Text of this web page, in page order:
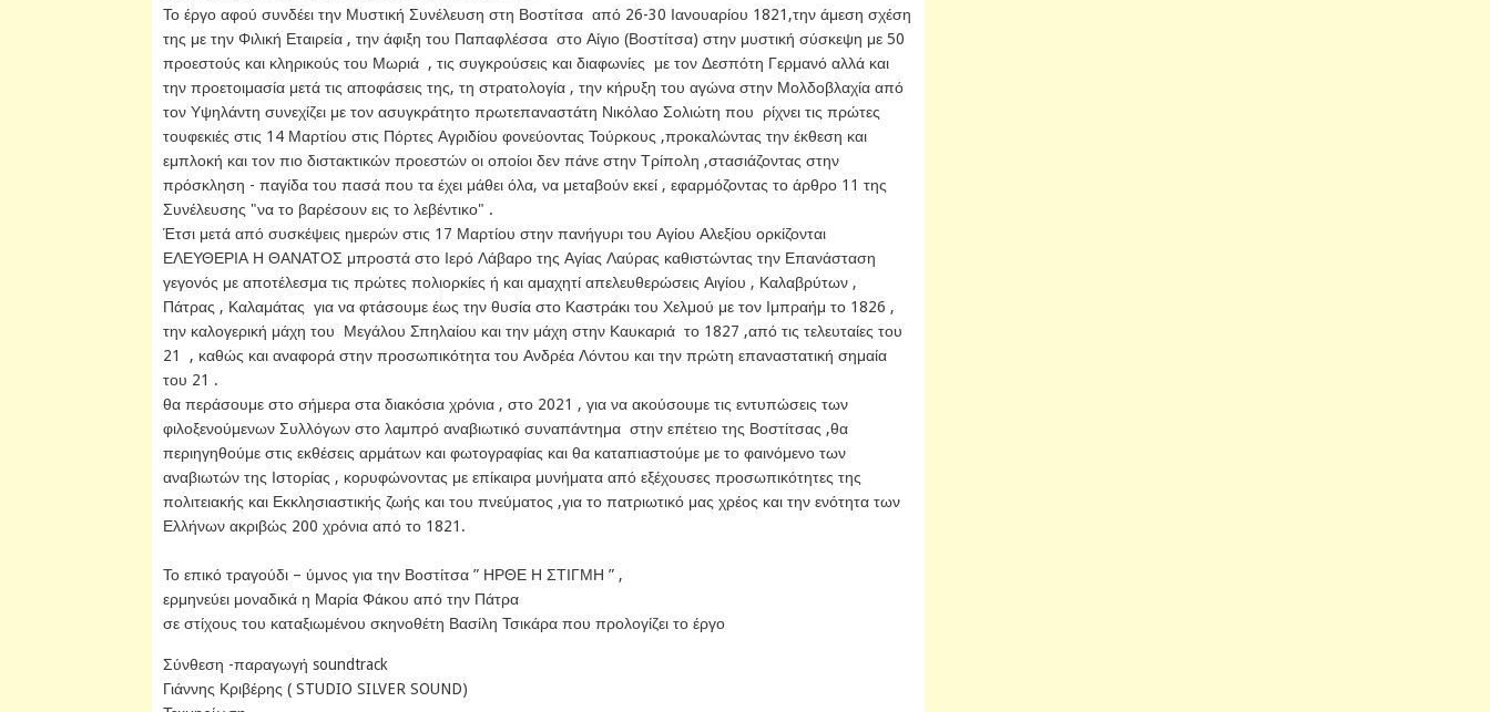
Το έργο αφού συνδέει την Μυστική Συνέλευση στη Βοστίτσα από 26-30 Ιανουαρίου 1821,την άμεση σχέση
της με την Φιλική Εταιρεία , την άφιξη του Παπαφλέσσα στο Αίγιο (Βοστίτσα) στην μυστική σύσκεψη με 50
προεστούς και κληρικούς του Μωριά , τις συγκρούσεις και διαφωνίες με τον Δεσπότη Γερμανό αλλά και
την προετοιμασία μετά τις αποφάσεις της, τη στρατολογία , την κήρυξη του αγώνα στην Μολδοβλαχία από
τον Υψηλάντη συνεχίζει με τον ασυγκράτητο πρωτεπαναστάτη Νικόλαο Σολιώτη που ρίχνει τις πρώτες
τουφεκιές στις 14 Μαρτίου στις Πόρτες Αγριδίου φονεύοντας Τούρκους ,προκαλώντας την έκθεση και
εμπλοκή και τον πιο διστακτικών προεστών οι οποίοι δεν πάνε στην Τρίπολη ,στασιάζοντας στην
πρόσκληση - παγίδα του πασά που τα έχει μάθει όλα, να μεταβούν εκεί , εφαρμόζοντας το άρθρο 11 της
Συνέλευσης "να το βαρέσουν εις το λεβέντικο" .
Έτσι μετά από συσκέψεις ημερών στις 17 Μαρτίου στην πανήγυρι του Αγίου Αλεξίου ορκίζονται
ΕΛΕΥΘΕΡΙΑ Η ΘΑΝΑΤΟΣ μπροστά στο Ιερό Λάβαρο της Αγίας Λαύρας καθιστώντας την Επανάσταση
γεγονός με αποτέλεσμα τις πρώτες πολιορκίες ή και αμαχητί απελευθερώσεις Αιγίου , Καλαβρύτων ,
Πάτρας , Καλαμάτας για να φτάσουμε έως την θυσία στο Καστράκι του Χελμού με τον Ιμπραήμ το 1826 ,
την καλογερική μάχη του Μεγάλου Σπηλαίου και την μάχη στην Καυκαριά το 1827 ,από τις τελευταίες του
21 , καθώς και αναφορά στην προσωπικότητα του Ανδρέα Λόντου και την πρώτη επαναστατική σημαία
του 21 .
θα περάσουμε στο σήμερα στα διακόσια χρόνια , στο 2021 , για να ακούσουμε τις εντυπώσεις των
φιλοξενούμενων Συλλόγων στο λαμπρό αναβιωτικό συναπάντημα στην επέτειο της Βοστίτσας ,θα
περιηγηθούμε στις εκθέσεις αρμάτων και φωτογραφίας και θα καταπιαστούμε με το φαινόμενο των
αναβιωτών της Ιστορίας , κορυφώνοντας με επίκαιρα μυνήματα από εξέχουσες προσωπικότητες της
πολιτειακής και Εκκλησιαστικής ζωής και του πνεύματος ,για το πατριωτικό μας χρέος και την ενότητα των
Ελλήνων ακριβώς 200 χρόνια από το 1821.
Το επικό τραγούδι – ύμνος για την Βοστίτσα ” ΗΡΘΕ Η ΣΤΙΓΜΗ ” ,
ερμηνεύει μοναδικά η Μαρία Φάκου από την Πάτρα
σε στίχους του καταξιωμένου σκηνοθέτη Βασίλη Τσικάρα που προλογίζει το έργο
Σύνθεση -παραγωγή soundtrack
Γιάννης Κριβέρης ( STUDIO SILVER SOUND)